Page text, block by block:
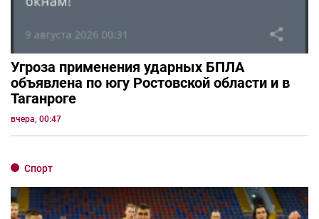
Угроза применения ударных БПЛА
объявлена по югу Ростовской области и в
Таганроге
вчера, 00:47
Спорт